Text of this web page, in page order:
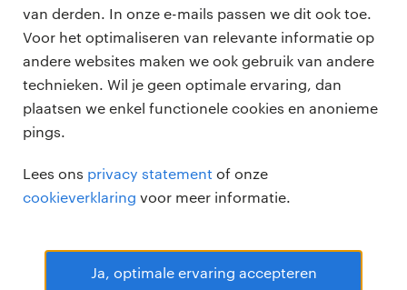
van derden. In onze e-mails passen we dit ook toe.
Voor het optimaliseren van relevante informatie op
andere websites maken we ook gebruik van andere
technieken. Wil je geen optimale ervaring, dan
plaatsen we enkel functionele cookies en anonieme
pings.
Lees ons privacy statement of onze
cookieverklaring voor meer informatie.
Ja, optimale ervaring accepteren
vacatures
zzp-opdrachten
careers for expats
voor opdrachtgevers
vacature plaatsen
algemene voorwaarden
werken bij Randstad
onze kantoren